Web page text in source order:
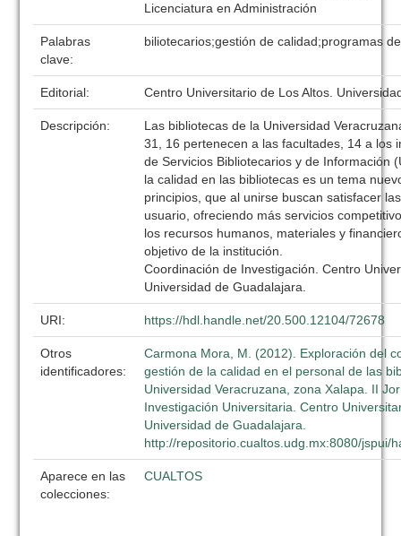
Licenciatura en Administración
Palabras
clave:
biliotecarios;gestión de calidad;programas
Editorial: Centro Universitario de Los Altos.
Descripción:
Las bibliotecas de la Universidad
31, 16 pertenecen a las facultades, 14 a los
de Servicios Bibliotecarios y de Información
la calidad en las bibliotecas es un tema
principios, que al unirse buscan satisfacer
usuario, ofreciendo más servicios
los recursos humanos, materiales y
objetivo de la institución.
Coordinación de Investigación. Centro
Universidad de Guadalajara.
URI: https://hdl.handle.net/20.500.12104/72678
Otros
identificadores:
Carmona Mora, M. (2012). Exploración del
gestión de la calidad en el personal de las
Universidad Veracruzana, zona Xalapa. II
Investigación Universitaria. Centro
Universidad de Guadalajara.
http://repositorio.cualtos.udg.mx:8080/jspui/
Aparece en las
colecciones:
CUALTOS